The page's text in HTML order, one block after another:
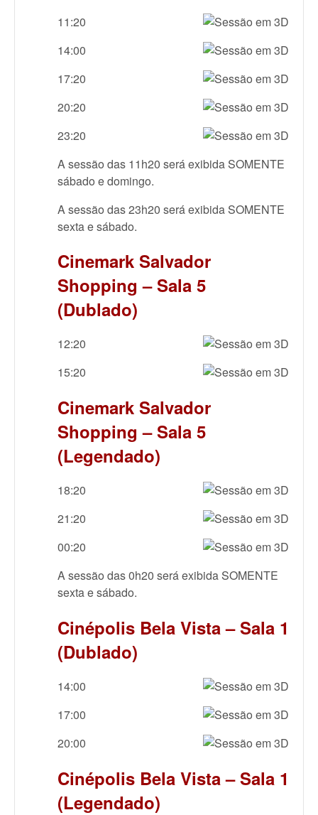
11:20
14:00
17:20
20:20
23:20
A sessão das 11h20 será exibida SOMENTE
sábado e domingo.
A sessão das 23h20 será exibida SOMENTE
sexta e sábado.
Cinemark Salvador
Shopping – Sala 5
(Dublado)
12:20
15:20
Cinemark Salvador
Shopping – Sala 5
(Legendado)
18:20
21:20
00:20
A sessão das 0h20 será exibida SOMENTE
sexta e sábado.
Cinépolis Bela Vista – Sala 1
(Dublado)
14:00
17:00
20:00
Cinépolis Bela Vista – Sala 1
(Legendado)